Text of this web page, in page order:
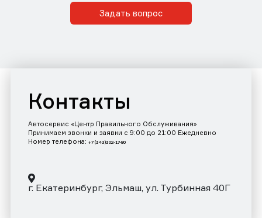
Задать вопрос
Контакты
Автосервис «Центр Правильного Обслуживания»
Принимаем звонки и заявки с 9:00 до 21:00 Ежедневно
Номер телефона: +7 (343)302-17-80
г. Екатеринбург, Эльмаш, ул. Турбинная 40Г